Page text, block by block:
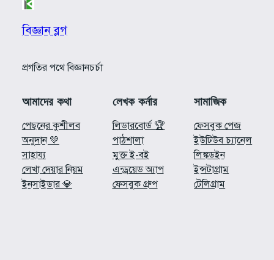
বিজ্ঞান ব্লগ
প্রগতির পথে বিজ্ঞানচর্চা
আমাদের কথা
পেছনের কুশীলব
অনুদান 💚
সাহায্য
লেখা দেয়ার নিয়ম
ইনসাইডার 💎
লেখক কর্নার
লিডারবোর্ড 🏆
পাঠশালা
মুক্ত ই-বই
এন্ড্রয়েড অ্যাপ
ফেসবুক গ্রুপ
সামাজিক
ফেসবুক পেজ
ইউটিউব চ্যানেল
লিঙ্কডইন
ইন্সটাগ্রাম
টেলিগ্রাম